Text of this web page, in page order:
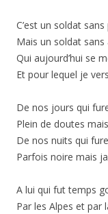
C’est un soldat sans
Mais un soldat sans
Qui aujourd’hui se
Et pour lequel je
De nos jours qui
Plein de doutes
De nos nuits qui
Parfois noire mais
A lui qui fut temps
Par les Alpes et par